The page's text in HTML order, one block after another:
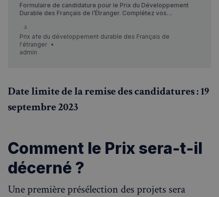
Formulaire de candidature pour le Prix du Développement
Durable des Français de l’Étranger. Complétez vos
projet innovant en développement durable. Une opportunité
unique pour les entrepreneurs français à l’international.
Prix afe du développement durable des Français de
l'étranger
admin
Date limite de la remise des candidatures : 19
septembre 2023
Comment le Prix sera-t-il
décerné ?
Une première présélection des projets sera